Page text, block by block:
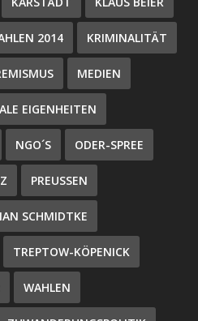
2014 KRIMINALITÄT
MEDIEN
EIGENHEITEN
NGO´S ODER-SPREE
PREUSSEN
SCHMIDTKE
TREPTOW-KÖPENICK
WAHLEN